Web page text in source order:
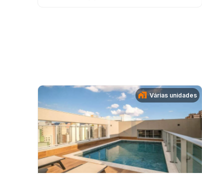
Várias unidades